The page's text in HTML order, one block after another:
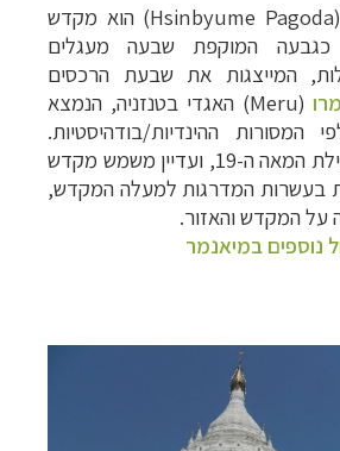
(Hsinbyume Pagoda)
הוא מקדש
כגבעה המוקפת שבעה מעגלים
המייצגות את שבעת הרכסים
מרו(
Meru
) האגדי בטנזניה, הנמצא
המסורות ההינדיות/בודהיסטיות.
המקדש נבנה בתחילת המאה ה-19, ועדיין משמש מקדש
בעשרות המדרגות למעלה המקדש,
על המקדש והאזור.
נוספים במיאנמר